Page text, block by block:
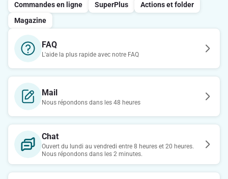
Commandes en ligne SuperPlus
Actions et folder
Magazine
FAQ
L'aide la plus rapide avec notre FAQ
Mail
Nous répondons dans les 48 heures
Chat
Ouvert du lundi au vendredi entre 8 heures et 20 heures.
Nous répondons dans les 2 minutes.